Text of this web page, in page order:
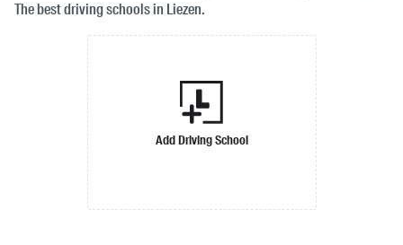
The best driving schools in Liezen.
Add Driving School